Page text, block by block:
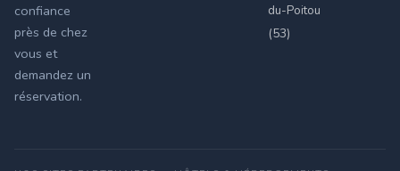
confiance
près de chez
vous et
demandez un
réservation.
du-Poitou
(53)